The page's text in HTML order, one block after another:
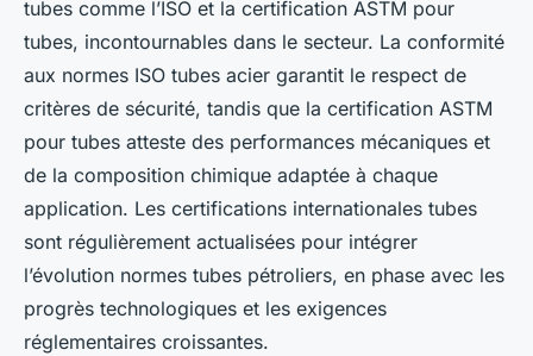
tubes comme l’ISO et la certification ASTM pour
tubes, incontournables dans le secteur. La conformité
aux normes ISO tubes acier garantit le respect de
critères de sécurité, tandis que la certification ASTM
pour tubes atteste des performances mécaniques et
de la composition chimique adaptée à chaque
application. Les certifications internationales tubes
sont régulièrement actualisées pour intégrer
l’évolution normes tubes pétroliers, en phase avec les
progrès technologiques et les exigences
réglementaires croissantes.